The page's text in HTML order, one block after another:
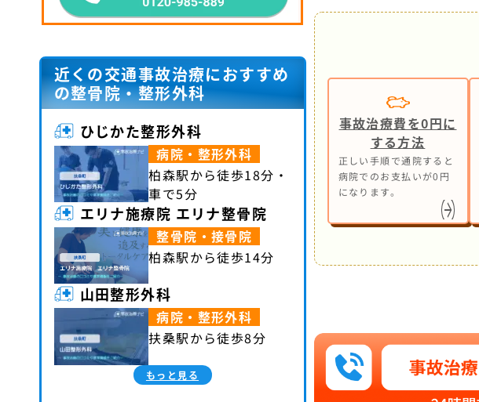
事故治療費を0円に
する方法
正しい手順で通院すると
病院でのお支払いが0円
になります。
近くの交通事故治療におすすめ
の整骨院・整形外科
ひじかた整形外科
病院・整形外科
柏森駅から徒歩18分・
車で5分
エリナ施療院 エリナ整骨院
整骨院・接骨院
柏森駅から徒歩14分
山田整形外科
病院・整形外科
扶桑駅から徒歩8分
もっと見る